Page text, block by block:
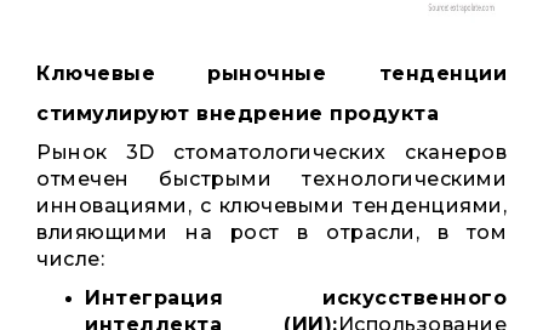
Ключевые рыночные тенденции
стимулируют внедрение продукта
Рынок 3D стоматологических сканеров
отмечен быстрыми технологическими
инновациями, с ключевыми тенденциями,
влияющими на рост в отрасли, в том
числе:
Интеграция искусственного
интеллекта (ИИ):Использование